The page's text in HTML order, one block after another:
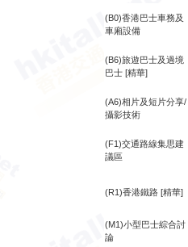
(B0)香港巴士車務及
車廂設備
(B6)旅遊巴士及過境
巴士 [精華]
(A6)相片及短片分享/
攝影技術
(F1)交通路線集思建
議區
(R1)香港鐵路 [精華]
(M1)小型巴士綜合討
論